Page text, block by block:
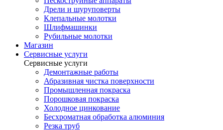
Дрели и шуруповерты
Клепальные молотки
Шлифмашинки
Рубильные молотки
Магазин
Сервисные услуги
Сервисные услуги
Демонтажные работы
Абразивная чистка поверхности
Промышленная покраска
Порошковая покраска
Холодное цинкование
Бесхроматная обработка алюминия
Резка труб